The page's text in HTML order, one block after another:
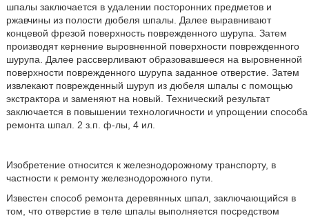
шпалы заключается в удалении посторонних предметов и
ржавчины из полости дюбеля шпалы. Далее выравнивают
концевой фрезой поверхность поврежденного шурупа. Затем
производят кернение выровненной поверхности поврежденного
шурупа. Далее рассверливают образовавшееся на выровненной
поверхности поврежденного шурупа заданное отверстие. Затем
извлекают поврежденный шуруп из дюбеля шпалы с помощью
экстрактора и заменяют на новый. Технический результат
заключается в повышении технологичности и упрощении способа
ремонта шпал. 2 з.п. ф-лы, 4 ил.
Изобретение относится к железнодорожному транспорту, в
частности к ремонту железнодорожного пути.
Известен способ ремонта деревянных шпал, заключающийся в
том, что отверстие в теле шпалы выполняется посредством